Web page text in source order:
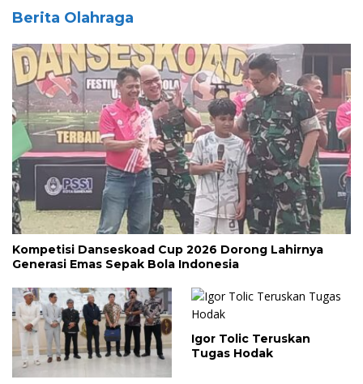
Berita Olahraga
Kompetisi Danseskoad Cup 2026 Dorong Lahirnya
Generasi Emas Sepak Bola Indonesia
Igor Tolic Teruskan
Tugas Hodak